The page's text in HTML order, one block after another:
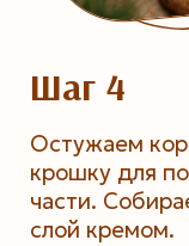
Шаг 4
Остужаем
крошку для
части.
слой кремом.